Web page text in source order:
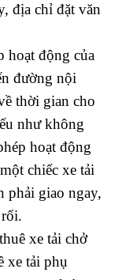
địa chỉ đặt văn
hoạt động của
đường nội
thời gian cho
như không
hoạt động
chiếc xe tải
phải giao ngay,
rối.
xe tải chở
xe tải phụ